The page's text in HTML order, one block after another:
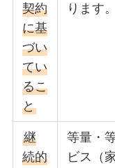
契約
に基
づい
てい
るこ
と
ります。
継
続的
等量・
ビス（